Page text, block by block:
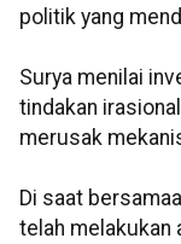
politik yang
Surya menilai
tindakan
merusak
Di saat
telah melakukan